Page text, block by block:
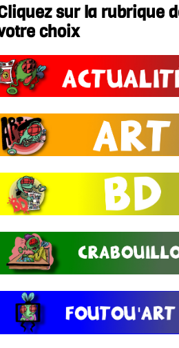
sur la rubrique
choix